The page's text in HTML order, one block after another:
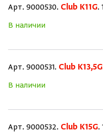
Арт. 9000530. Club K11G.
В наличии
Арт. 9000531. Club K13,5G
В наличии
Арт. 9000532. Club K15G.
Нет Уже есть